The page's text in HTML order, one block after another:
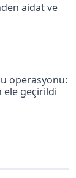
aidat ve
operasyonu:
ele geçirildi